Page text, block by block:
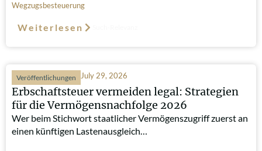
Wegzugsbesteuerung
Weiterlesen
Veröffentlichungen July 29, 2026
Erbschaftsteuer vermeiden legal: Strategien
für die Vermögensnachfolge 2026
Wer beim Stichwort staatlicher Vermögenszugriff zuerst an
einen künftigen Lastenausgleich…